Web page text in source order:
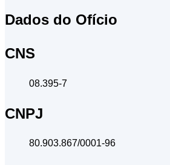
Dados do Ofício
CNS
08.395-7
CNPJ
80.903.867/0001-96